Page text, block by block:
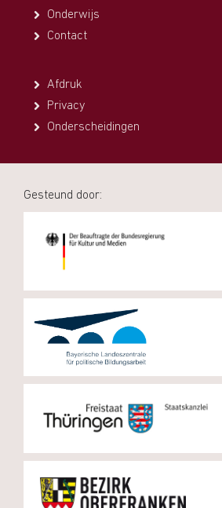
Onderwijs
Contact
Afdruk
Privacy
Onderscheidingen
Gesteund door: